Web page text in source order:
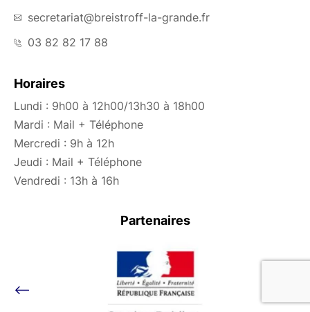
secretariat@breistroff-la-grande.fr
03 82 82 17 88
Horaires
Lundi : 9h00 à 12h00/13h30 à 18h00
Mardi : Mail + Téléphone
Mercredi : 9h à 12h
Jeudi : Mail + Téléphone
Vendredi : 13h à 16h
Partenaires